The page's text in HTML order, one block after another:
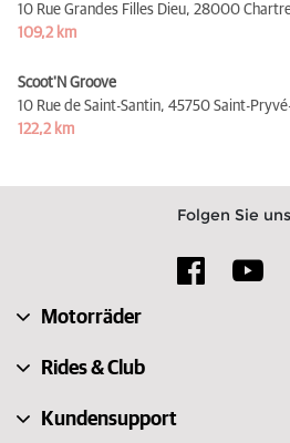
10 Rue Grandes Filles Dieu, 28000
109,2 km
Scoot'N Groove
10 Rue de Saint-Santin, 45750 Saint-
122,2 km
Folgen Sie
Motorräder
Rides & Club
Kundensupport